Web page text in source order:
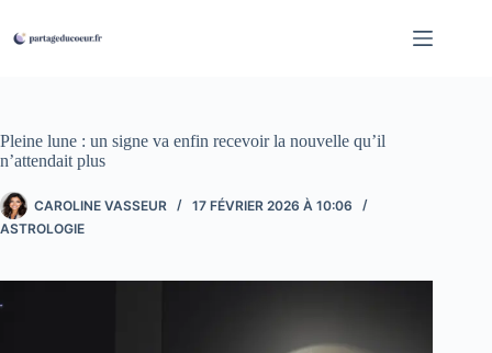
contenu
Pleine lune : un signe va enfin recevoir la nouvelle qu’il
n’attendait plus
CAROLINE VASSEUR
17 FÉVRIER 2026 À 10:06
ASTROLOGIE